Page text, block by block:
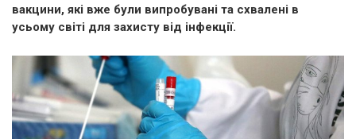
вакцини, які вже були випробувані та схвалені в
усьому світі для захисту від інфекції.